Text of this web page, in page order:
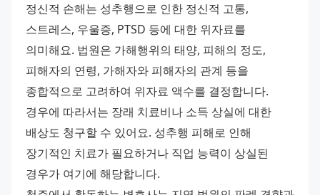
정신적 손해는 성추행으로 인한 정신적 고통,
스트레스, 우울증, PTSD 등에 대한 위자료를
의미해요. 법원은 가해행위의 태양, 피해의 정도,
피해자의 연령, 가해자와 피해자의 관계 등을
종합적으로 고려하여 위자료 액수를 결정합니다.
경우에 따라서는 장래 치료비나 소득 상실에 대한
배상도 청구할 수 있어요. 성추행 피해로 인해
장기적인 치료가 필요하거나 직업 능력이 상실된
경우가 여기에 해당합니다.